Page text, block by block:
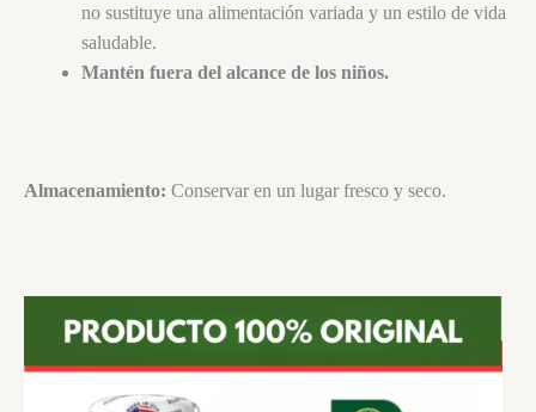
no sustituye una alimentación variada y un estilo de vida
saludable.
Mantén fuera del alcance de los niños.
Almacenamiento: Conservar en un lugar fresco y seco.